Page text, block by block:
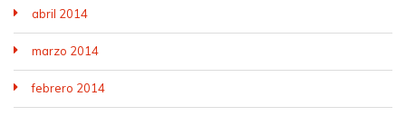
abril 2014
marzo 2014
febrero 2014